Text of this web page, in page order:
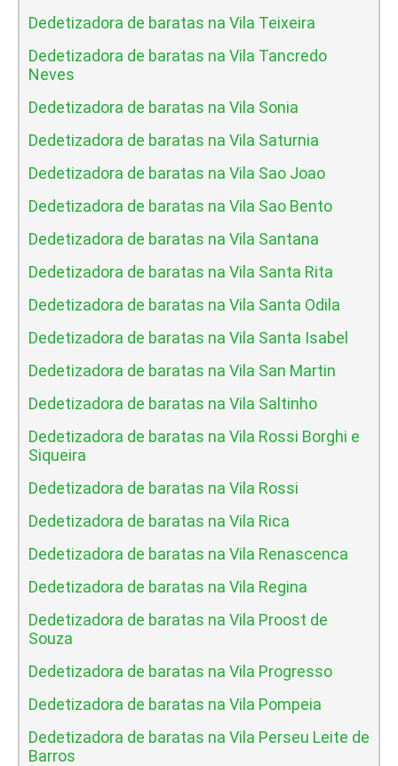
Dedetizadora de baratas na Vila Teixeira
Dedetizadora de baratas na Vila Tancredo
Neves
Dedetizadora de baratas na Vila Sonia
Dedetizadora de baratas na Vila Saturnia
Dedetizadora de baratas na Vila Sao Joao
Dedetizadora de baratas na Vila Sao Bento
Dedetizadora de baratas na Vila Santana
Dedetizadora de baratas na Vila Santa Rita
Dedetizadora de baratas na Vila Santa Odila
Dedetizadora de baratas na Vila Santa Isabel
Dedetizadora de baratas na Vila San Martin
Dedetizadora de baratas na Vila Saltinho
Dedetizadora de baratas na Vila Rossi Borghi e
Siqueira
Dedetizadora de baratas na Vila Rossi
Dedetizadora de baratas na Vila Rica
Dedetizadora de baratas na Vila Renascenca
Dedetizadora de baratas na Vila Regina
Dedetizadora de baratas na Vila Proost de
Souza
Dedetizadora de baratas na Vila Progresso
Dedetizadora de baratas na Vila Pompeia
Dedetizadora de baratas na Vila Perseu Leite de
Barros